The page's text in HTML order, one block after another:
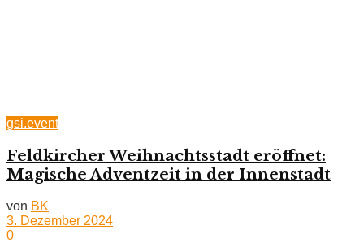
gsi.event
Feldkircher Weihnachtsstadt eröffnet:
Magische Adventzeit in der Innenstadt
von BK
3. Dezember 2024
0